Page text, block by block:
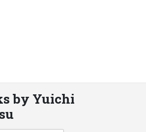
by Yuichi